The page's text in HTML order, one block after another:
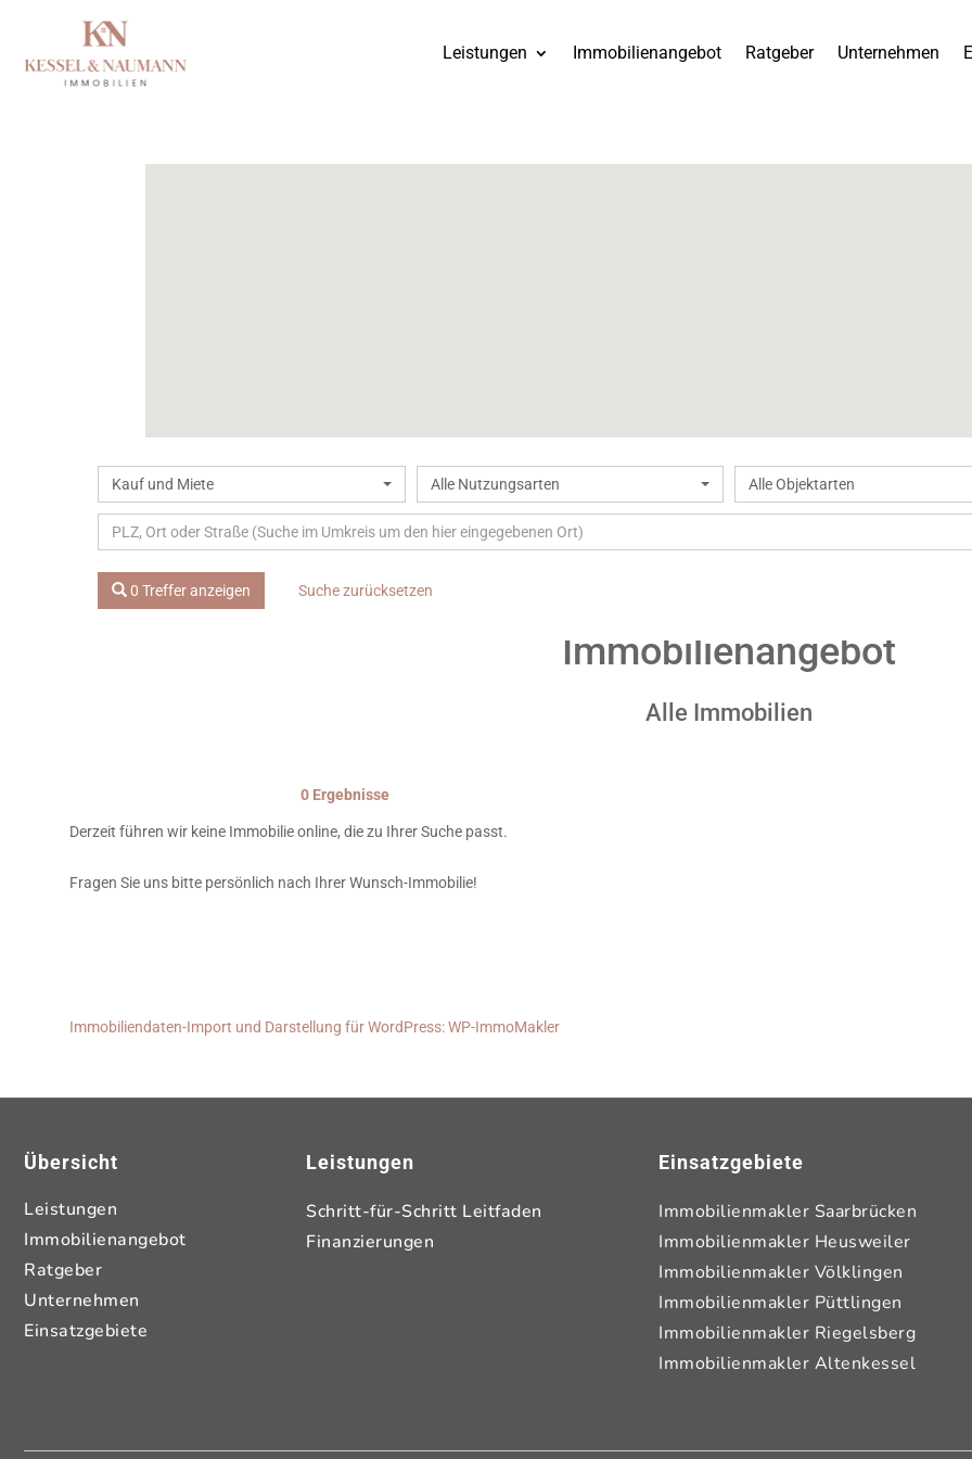
Leistungen Immobilienangebot Ratgeber Unternehmen
Immobilien­angebot
Alle Immobilien
Kauf und Miete Alle Nutzungsarten Alle Objektarten
0 Treffer anzeigen Suche zurücksetzen
0 Ergebnisse
Derzeit führen wir keine Immobilie online, die zu Ihrer Suche passt.
Fragen Sie uns bitte persönlich nach Ihrer Wunsch-Immobilie!
Immobiliendaten-Import und Darstellung für WordPress: WP-ImmoMakler
Übersicht
Leistungen
Immobilienangebot
Ratgeber
Unternehmen
Einsatzgebiete
Leistungen
Schritt-für-Schritt Leitfaden
Finanzierungen
Einsatzgebiete
Immobilienmakler Saarbrücken
Immobilienmakler Heusweiler
Immobilienmakler Völklingen
Immobilienmakler Püttlingen
Immobilienmakler Riegelsberg
Immobilienmakler Altenkessel